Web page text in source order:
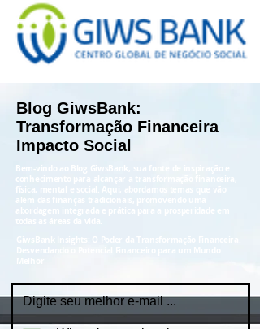
Blog GiwsBank:
Transformação Financeira
Impacto Social
Bem-vindo ao Blog GiwsBank, sua fonte de inspiração e
conhecimento para alcançar a transformação financeira,
física, mental e social. Aqui, abordamos temas que vão
além das finanças tradicionais, promovendo uma
abordagem integrada e prática para a prosperidade em
todas as áreas da vida.
GiwsBank Insights: O Poder da Transformação Financeira.
Desvendando o Potencial Financeiro para um Mundo
Melhor